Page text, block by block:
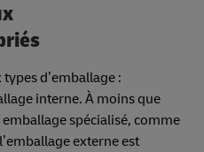
d’emballage :
interne. À moins que
spécialisé, comme
externe est